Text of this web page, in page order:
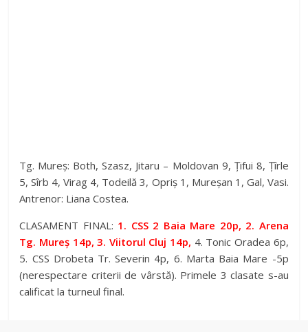
Tg. Mureș: Both, Szasz, Jitaru – Moldovan 9, Țifui 8, Țîrle
5, Sîrb 4, Virag 4, Todeilă 3, Opriș 1, Mureșan 1, Gal, Vasi.
Antrenor: Liana Costea.
CLASAMENT FINAL: 1. CSS 2 Baia Mare 20p, 2. Arena
Tg. Mureș 14p, 3. Viitorul Cluj 14p, 4. Tonic Oradea 6p,
5. CSS Drobeta Tr. Severin 4p, 6. Marta Baia Mare -5p
(nerespectare criterii de vârstă). Primele 3 clasate s-au
calificat la turneul final.